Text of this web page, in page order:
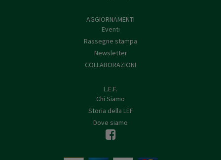
AGGIORNAMENTI
Eventi
Rassegne stampa
Newsletter
COLLABORAZIONI
L.E.F.
Chi Siamo
Storia della LEF
Dove siamo